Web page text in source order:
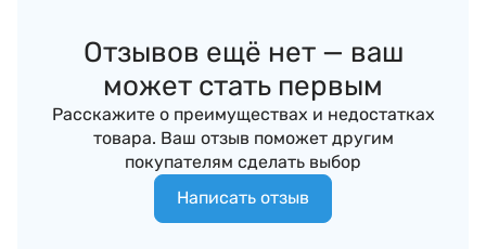
Отзывов ещё нет — ваш
может стать первым
Расскажите о преимуществах и недостатках
товара. Ваш отзыв поможет другим
покупателям сделать выбор
Написать отзыв